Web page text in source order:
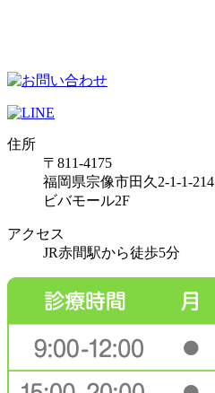
住所
〒811-4175
福岡県宗像市田久2-1-1-214
ビバモール2F
アクセス
JR赤間駅から徒歩5分